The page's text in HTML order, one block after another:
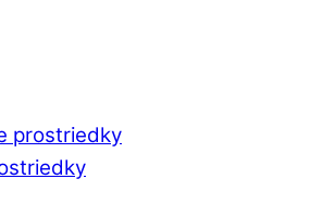
prostriedky